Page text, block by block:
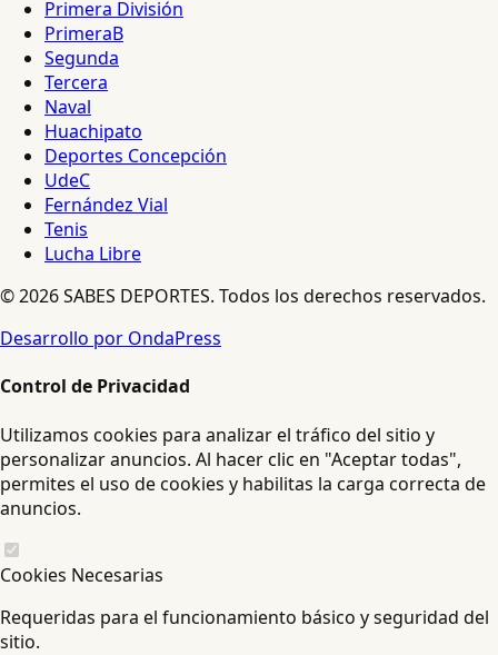
Primera División
PrimeraB
Segunda
Tercera
Naval
Huachipato
Deportes Concepción
UdeC
Fernández Vial
Tenis
Lucha Libre
© 2026 SABES DEPORTES. Todos los derechos reservados.
Desarrollo por OndaPress
Control de Privacidad
Utilizamos cookies para analizar el tráfico del sitio y
personalizar anuncios. Al hacer clic en "Aceptar todas",
permites el uso de cookies y habilitas la carga correcta de
anuncios.
Cookies Necesarias
Requeridas para el funcionamiento básico y seguridad del
sitio.